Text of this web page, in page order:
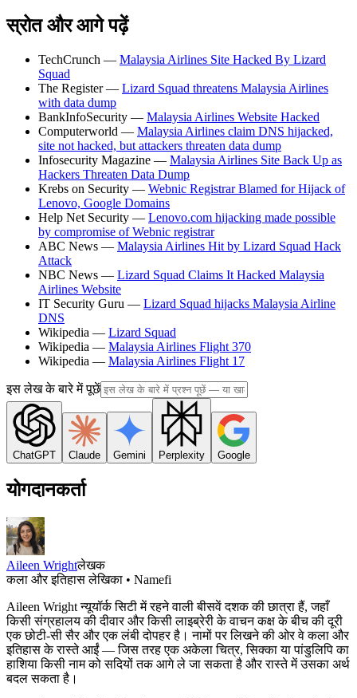
स्रोत और आगे पढ़ें
TechCrunch — Malaysia Airlines Site Hacked By Lizard
Squad
The Register — Lizard Squad threatens Malaysia Airlines
with data dump
BankInfoSecurity — Malaysia Airlines Website Hacked
Computerworld — Malaysia Airlines claim DNS hijacked,
site not hacked, but attackers threaten data dump
Infosecurity Magazine — Malaysia Airlines Site Back Up as
Hackers Threaten Data Dump
Krebs on Security — Webnic Registrar Blamed for Hijack of
Lenovo, Google Domains
Help Net Security — Lenovo.com hijacking made possible
by compromise of Webnic registrar
ABC News — Malaysia Airlines Hit by Lizard Squad Hack
Attack
NBC News — Lizard Squad Claims It Hacked Malaysia
Airlines Website
IT Security Guru — Lizard Squad hijacks Malaysia Airline
DNS
Wikipedia — Lizard Squad
Wikipedia — Malaysia Airlines Flight 370
Wikipedia — Malaysia Airlines Flight 17
इस लेख के बारे में पूछें
ChatGPT Claude Gemini Perplexity Google
योगदानकर्ता
Aileen Wrightलेखक
कला और इतिहास लेखिका • Namefi
Aileen Wright न्यूयॉर्क सिटी में रहने वाली बीसवें दशक की छात्रा हैं, जहाँ
किसी संग्रहालय की दीवार और किसी लाइब्रेरी के वाचन कक्ष के बीच की दूरी
एक छोटी-सी सैर और एक लंबी दोपहर है। नामों पर लिखने की ओर वे कला और
इतिहास के रास्ते आईं — जिस तरह एक अकेला चित्र, सिक्का या पांडुलिपि का
हाशिया किसी नाम को सदियों तक आगे ले जा सकता है और रास्ते में उसका अर्थ
बदल सकता है।